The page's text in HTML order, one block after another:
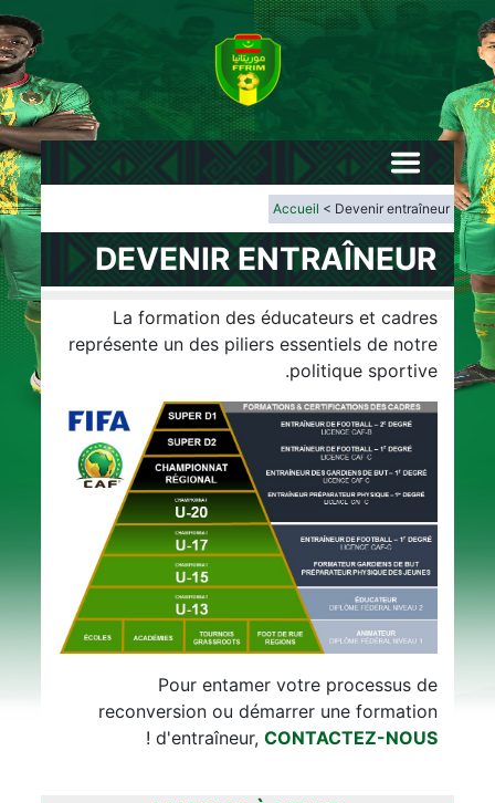
Accueil < Devenir entraîneur
DEVENIR ENTRAÎNEUR
La formation des éducateurs et cadres
représente un des piliers essentiels de notre
politique sportive.
Pour entamer votre processus de
reconversion ou démarrer une formation
d'entraîneur, CONTACTEZ-NOUS
!